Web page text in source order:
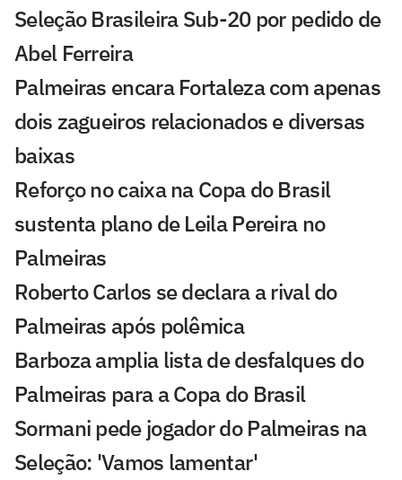
Seleção Brasileira Sub-20 por pedido de
Abel Ferreira
Palmeiras encara Fortaleza com apenas
dois zagueiros relacionados e diversas
baixas
Reforço no caixa na Copa do Brasil
sustenta plano de Leila Pereira no
Palmeiras
Roberto Carlos se declara a rival do
Palmeiras após polêmica
Barboza amplia lista de desfalques do
Palmeiras para a Copa do Brasil
Sormani pede jogador do Palmeiras na
Seleção: 'Vamos lamentar'